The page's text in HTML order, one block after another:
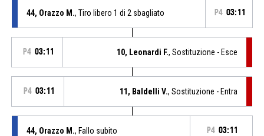
44, Orazzo M., Tiro libero 1 di 2 sbagliato P4 03:11
P4 03:11 10, Leonardi F., Sostituzione - Esce
P4 03:11 11, Baldelli V., Sostituzione - Entra
44, Orazzo M., Fallo subito P4 03:11